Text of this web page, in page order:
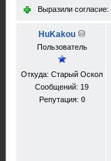
Выразили согласие:
HuKakou
Пользователь
Откуда: Старый Оскол
Сообщений: 19
Репутация: 0